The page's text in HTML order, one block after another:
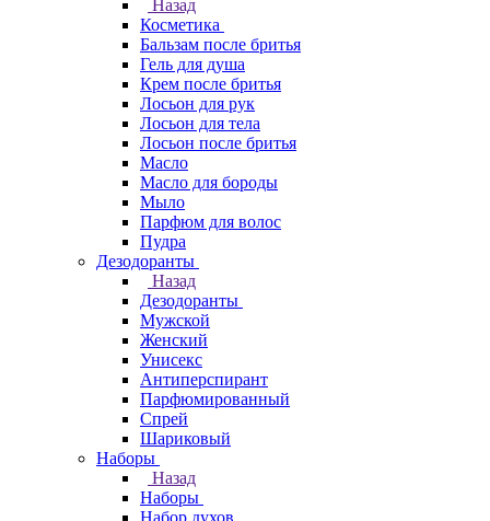
Назад
Косметика
Бальзам после бритья
Гель для душа
Крем после бритья
Лосьон для рук
Лосьон для тела
Лосьон после бритья
Масло
Масло для бороды
Мыло
Парфюм для волос
Пудра
Дезодоранты
Назад
Дезодоранты
Мужской
Женский
Унисекс
Антиперспирант
Парфюмированный
Спрей
Шариковый
Наборы
Назад
Наборы
Набор духов